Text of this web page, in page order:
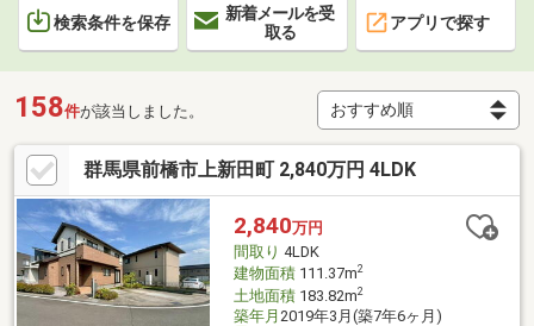
検索条件を保存
新着メールを受
取る
アプリで探す
158件が該当しました。
群馬県前橋市上新田町 2,840万円 4LDK
2,840万円
間取り 4LDK
建物面積111.37m2
土地面積183.82m2
築年月 2019年3月(築7年6ヶ月)